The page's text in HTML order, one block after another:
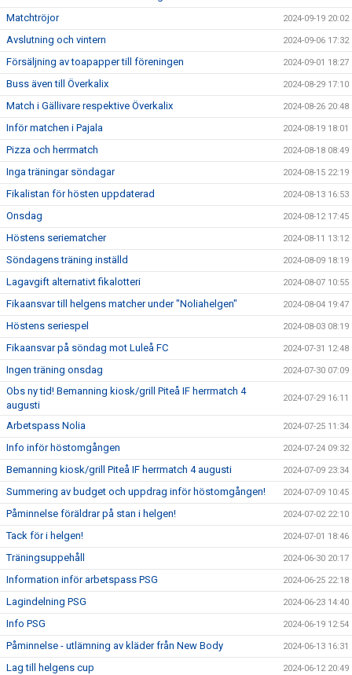
Matchtröjor 2024-09-19 20:02
Avslutning och vintern 2024-09-06 17:32
Försäljning av toapapper till föreningen 2024-09-01 18:27
Buss även till Överkalix 2024-08-29 17:10
Match i Gällivare respektive Överkalix 2024-08-26 20:48
Inför matchen i Pajala 2024-08-19 18:01
Pizza och herrmatch 2024-08-18 08:49
Inga träningar söndagar 2024-08-15 22:19
Fikalistan för hösten uppdaterad 2024-08-13 16:53
Onsdag 2024-08-12 17:45
Höstens seriematcher 2024-08-11 13:12
Söndagens träning inställd 2024-08-09 18:19
Lagavgift alternativt fikalotteri 2024-08-07 10:55
Fikaansvar till helgens matcher under "Noliahelgen" 2024-08-04 19:47
Höstens seriespel 2024-08-03 08:19
Fikaansvar på söndag mot Luleå FC 2024-07-31 12:48
Ingen träning onsdag 2024-07-30 07:09
Obs ny tid! Bemanning kiosk/grill Piteå IF herrmatch 4
augusti
2024-07-29 16:11
Arbetspass Nolia 2024-07-25 11:34
Info inför höstomgången 2024-07-24 09:32
Bemanning kiosk/grill Piteå IF herrmatch 4 augusti 2024-07-09 23:34
Summering av budget och uppdrag inför höstomgången! 2024-07-09 10:45
Påminnelse föräldrar på stan i helgen! 2024-07-02 22:10
Tack för i helgen! 2024-07-01 18:46
Träningsuppehåll 2024-06-30 20:17
Information inför arbetspass PSG 2024-06-25 22:18
Lagindelning PSG 2024-06-23 14:40
Info PSG 2024-06-19 12:54
Påminnelse - utlämning av kläder från New Body 2024-06-13 16:31
Lag till helgens cup 2024-06-12 20:49